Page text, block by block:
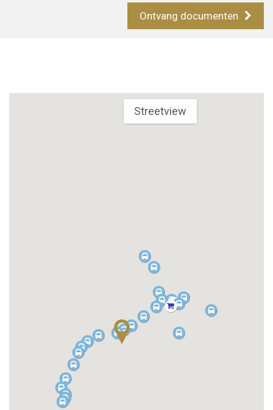
Ontvang documenten
Streetview